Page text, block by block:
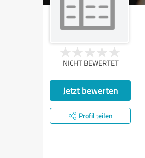
NICHT BEWERTET
Jetzt bewerten
Profil teilen